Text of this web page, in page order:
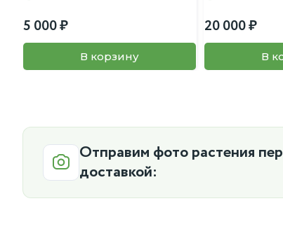
5 000
В корзину
20 000
В
Отправим фото растения
доставкой: